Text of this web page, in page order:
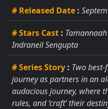
# Released Date :
# Stars Cast :
Indraneil Sengupta
# Series Story : Two
journey as partners in an
audacious journey, where
rules, and ‘craft’ their